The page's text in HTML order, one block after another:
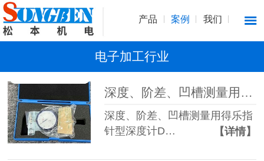
产品 案例 我们
电子加工行业
深度、阶差、凹槽测量用得乐指针型深度计DM-213
深度、阶差、凹槽测量用得乐指
针型深度计D…
【详情】